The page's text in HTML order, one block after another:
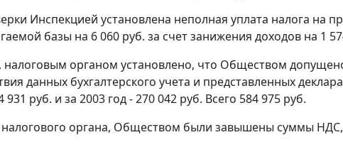
Инспекцией установлена неполная уплата налога на
базы на 6 060 руб. за счет занижения доходов на 1
налоговым органом установлено, что Обществом
данных бухгалтерского учета и представленных
931 руб. и за 2003 год - 270 042 руб. Всего 584 975 руб.
органа, Обществом были завышены суммы НДС,